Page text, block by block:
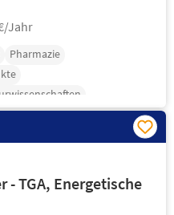
Jahr
Pharmazie
TGA, Energetische